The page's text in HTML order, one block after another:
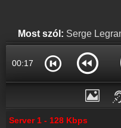
Most szól: Serge
00:17
Server 1 - 128 Kbps